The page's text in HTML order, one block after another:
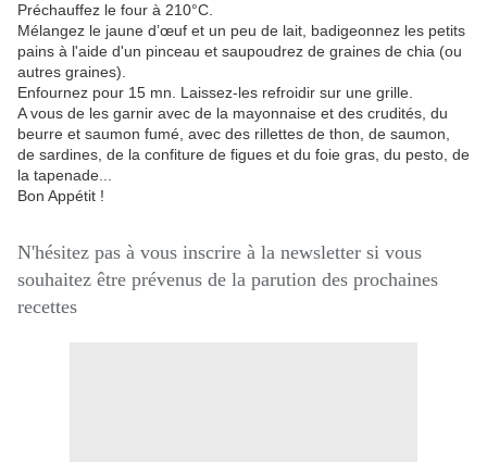
Préchauffez le four à 210°C.
Mélangez le jaune d’œuf et un peu de lait, badigeonnez les petits
pains à l'aide d'un pinceau et saupoudrez de graines de chia (ou
autres graines).
Enfournez pour 15 mn. Laissez-les refroidir sur une grille.
A vous de les garnir avec de la mayonnaise et des crudités, du
beurre et saumon fumé, avec des rillettes de thon, de saumon,
de sardines, de la confiture de figues et du foie gras, du pesto, de
la tapenade...
Bon Appétit !
N'hésitez pas à vous inscrire à la newsletter si vous
souhaitez être prévenus de la parution des prochaines
recettes